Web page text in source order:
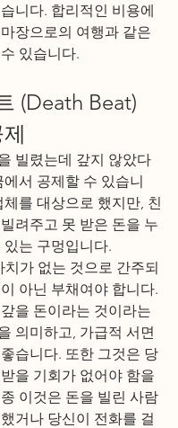
니다. 합리적인 비용에
장으로의 여행과 같은
있습니다.
(Death Beat)
빌렸는데 갚지 않았다
에서 공제할 수 있습니
를 대상으로 했지만, 친
려주고 못 받은 돈을 누
는 구멍입니다.
치가 없는 것으로 간주되
아닌 부채여야 합니다.
을 돈이라는 것이라는
의미하고, 가급적 서면
습니다. 또한 그것은 당
을 기회가 없어야 함을
이것은 돈을 빌린 사람
거나 당신이 전화를 걸